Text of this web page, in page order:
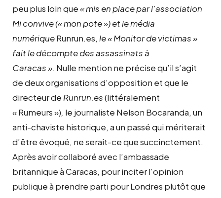
peu plus loin que« mis en place par l’association
Mi convive (« mon pote ») et le média
numériqueRunrun.es, le « Monitor de victimas »
fait le décompte des assassinats à
Caracas ». Nulle mention ne précise qu’il s’agit
de deux organisations d’opposition et que le
directeur de Runrun.es(littéralement
« Rumeurs »), le journaliste Nelson Bocaranda, un
anti-chaviste historique, a un passé qui mériterait
d’être évoqué, ne serait-ce que succinctement.
Après avoir collaboré avec l’ambassade
britannique à Caracas, pour inciter l’opinion
publique à prendre parti pour Londres plutôt que